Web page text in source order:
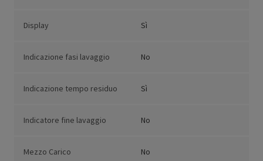
Display Sì
Indicazione fasi lavaggio No
Indicazione tempo residuo Sì
Indicatore fine lavaggio No
Mezzo Carico No